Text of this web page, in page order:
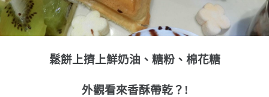
鬆餅上擠上鮮奶油、糖粉、棉花糖
外觀看來香酥帶乾？!